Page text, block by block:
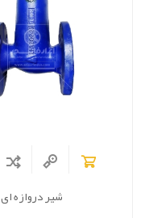
شیر دروازه ای